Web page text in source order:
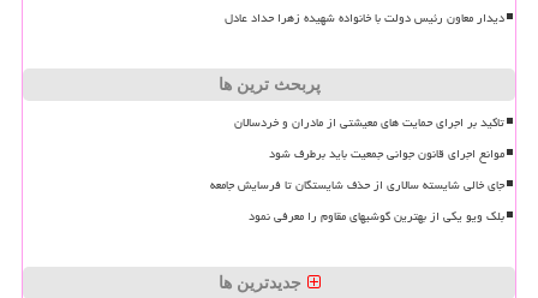
دیدار معاون رئیس دولت با خانواده شهیده زهرا حداد عادل
پربحث ترین ها
تاکید بر اجرای حمایت های معیشتی از مادران و خردسالان
موانع اجرای قانون جوانی جمعیت باید برطرف شود
جای خالی شایسته سالاری از حذف شایستگان تا فرسایش جامعه
بلک ویو یکی از بهترین گوشیهای مقاوم را معرفی نمود
جدیدترین ها